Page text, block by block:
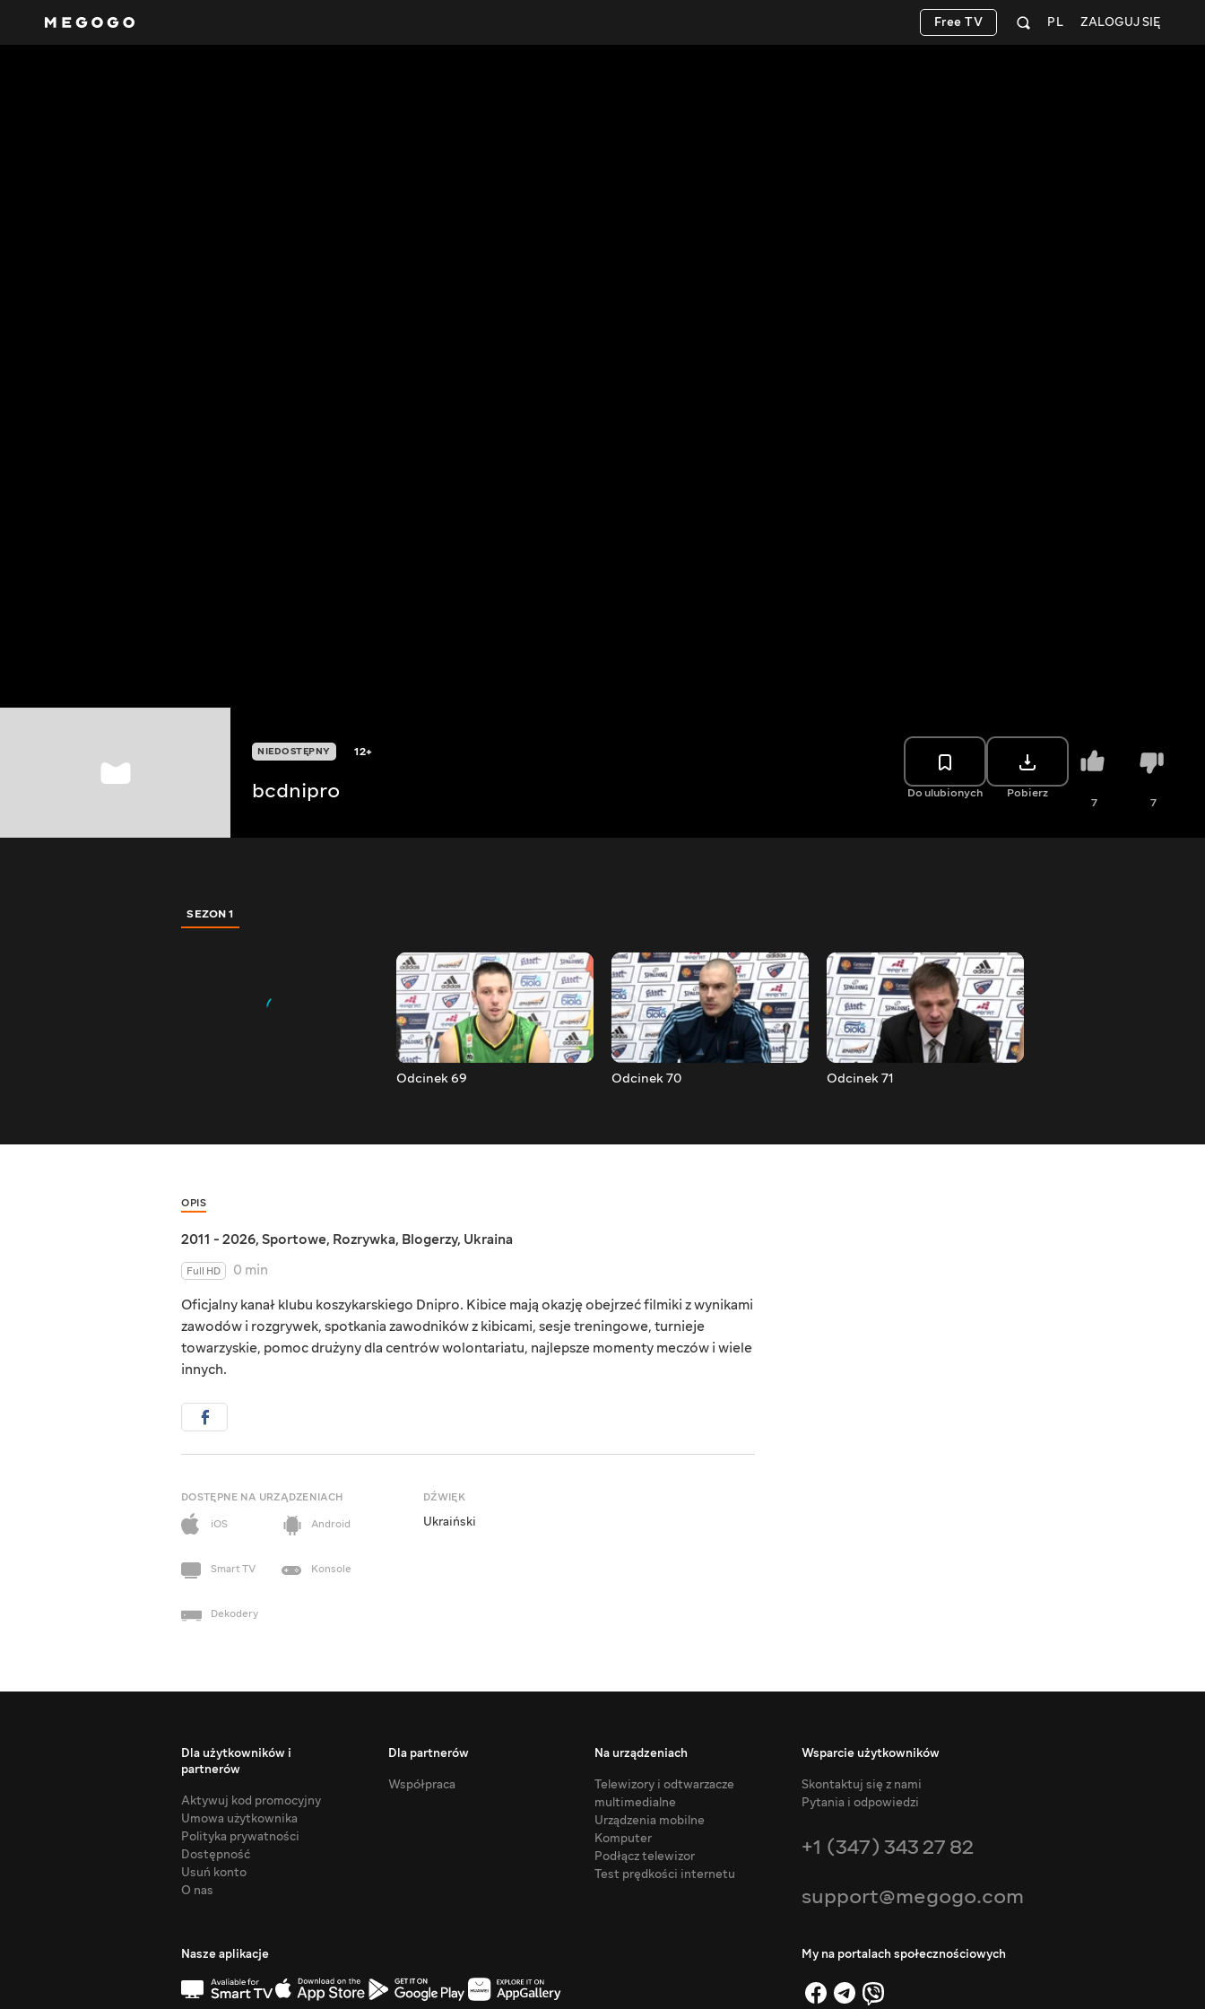
ZALOGUJ SIĘ
PL
Free TV
NIEDOSTĘPNY 12+
bcdnipro Do ulubionych Pobierz
7 7
SEZON 1
Odcinek 69 Odcinek 70 Odcinek 71
OPIS
2011 - 2026, Sportowe, Rozrywka, Blogerzy, Ukraina
Full HD
0 min
Oficjalny kanał klubu koszykarskiego Dnipro. Kibice mają okazję obejrzeć filmiki z wynikami
zawodów i rozgrywek, spotkania zawodników z kibicami, sesje treningowe, turnieje
towarzyskie, pomoc drużyny dla centrów wolontariatu, najlepsze momenty meczów i wiele
innych.
DOSTĘPNE NA URZĄDZENIACH
iOS
Android
Smart TV Konsole
Dekodery
DŹWIĘK
Ukraiński
Dla użytkowników i
partnerów
Aktywuj kod promocyjny
Umowa użytkownika
Polityka prywatności
Dostępność
Usuń konto
O nas
Dla partnerów
Współpraca
Na urządzeniach
Telewizory i odtwarzacze
multimedialne
Urządzenia mobilne
Komputer
Podłącz telewizor
Test prędkości internetu
Wsparcie użytkowników
Skontaktuj się z nami
Pytania i odpowiedzi
+1 (347) 343 27 82
support@megogo.com
Nasze aplikacje My na portalach społecznościowych